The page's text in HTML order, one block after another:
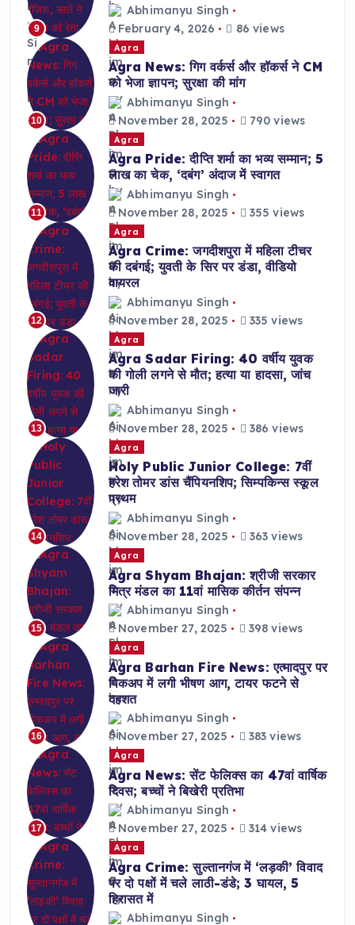
9
Abhimanyu Singh
February 4, 2026
86 views
10
Agra
Agra News: गिग वर्कर्स और हॉकर्स ने CM
को भेजा ज्ञापन; सुरक्षा की मांग
Abhimanyu Singh
November 28, 2025
790 views
11
Agra
Agra Pride: दीप्ति शर्मा का भव्य सम्मान; 5
लाख का चेक, ‘दबंग’ अंदाज में स्वागत
Abhimanyu Singh
November 28, 2025
355 views
12
Agra
Agra Crime: जगदीशपुरा में महिला टीचर
की दबंगई; युवती के सिर पर डंडा, वीडियो
वायरल
Abhimanyu Singh
November 28, 2025
335 views
13
Agra
Agra Sadar Firing: 40 वर्षीय युवक
की गोली लगने से मौत; हत्या या हादसा, जांच
जारी
Abhimanyu Singh
November 28, 2025
386 views
14
Agra
Holy Public Junior College: 7वीं
हरेश तोमर डांस चैंपियनशिप; सिम्पकिन्स स्कूल
प्रथम
Abhimanyu Singh
November 28, 2025
363 views
15
Agra
Agra Shyam Bhajan: श्रीजी सरकार
मित्र मंडल का 11वां मासिक कीर्तन संपन्न
Abhimanyu Singh
November 27, 2025
398 views
16
Agra
Agra Barhan Fire News: एत्मादपुर पर
पिकअप में लगी भीषण आग, टायर फटने से
दहशत
Abhimanyu Singh
November 27, 2025
383 views
17
Agra
Agra News: सेंट फेलिक्स का 47वां वार्षिक
दिवस; बच्चों ने बिखेरी प्रतिभा
Abhimanyu Singh
November 27, 2025
314 views
Agra
Agra Crime: सुल्तानगंज में ‘लड़की’ विवाद
पर दो पक्षों में चले लाठी-डंडे; 3 घायल, 5
हिरासत में
Abhimanyu Singh